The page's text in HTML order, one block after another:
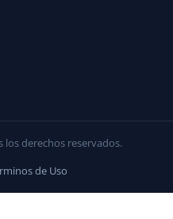
derechos reservados.
de Uso